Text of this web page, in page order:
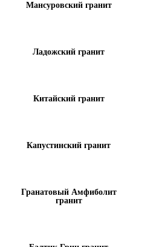
Мансуровский гранит
Ладожский гранит
Китайский гранит
Капустинский гранит
Гранатовый Амфиболит
гранит